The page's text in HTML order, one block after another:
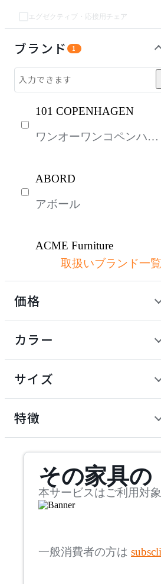
エグゼクティブ・応接用チェア
ブランド 1
101 COPENHAGEN
ワンオーワンコペンハー
ABORD
アボール
ACME Furniture
アクメファニチャー
アダル
ADAL TOTAL
アコレクション
アンドリューワールド
取扱いブランド一覧
価格
カラー
サイズ
mm
検索
~
~
特徴
その家具の
本サービスはご利用対
一般消費者の方は